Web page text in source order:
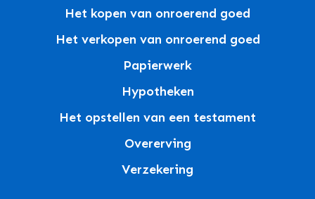
Het kopen van onroerend goed
Het verkopen van onroerend goed
Papierwerk
Hypotheken
Het opstellen van een testament
Overerving
Verzekering